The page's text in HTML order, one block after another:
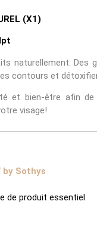
(X1)
naturellement. Des
contours et détoxifier
et bien-être afin de
visage!
by Sothys
de produit essentiel